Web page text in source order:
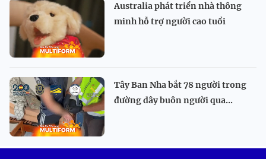
Australia phát triển nhà thông
minh hỗ trợ người cao tuổi
Tây Ban Nha bắt 78 người trong
đường dây buôn người qua...